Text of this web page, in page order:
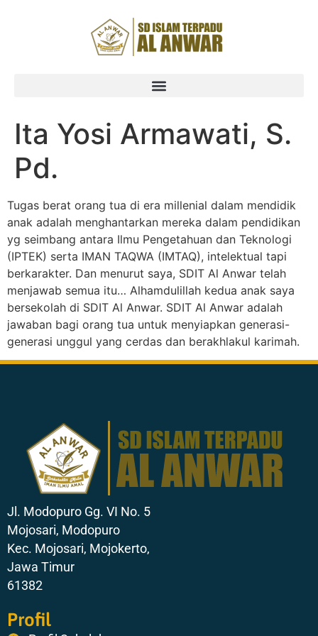
Ita Yosi Armawati, S.
Pd.
Tugas berat orang tua di era millenial dalam mendidik
anak adalah menghantarkan mereka dalam pendidikan
yg seimbang antara Ilmu Pengetahuan dan Teknologi
(IPTEK) serta IMAN TAQWA (IMTAQ), intelektual tapi
berkarakter. Dan menurut saya, SDIT Al Anwar telah
menjawab semua itu… Alhamdulillah kedua anak saya
bersekolah di SDIT Al Anwar. SDIT Al Anwar adalah
jawaban bagi orang tua untuk menyiapkan generasi-
generasi unggul yang cerdas dan berakhlakul karimah.
Jl. Modopuro Gg. VI No. 5
Mojosari, Modopuro
Kec. Mojosari, Mojokerto,
Jawa Timur
61382
Profil